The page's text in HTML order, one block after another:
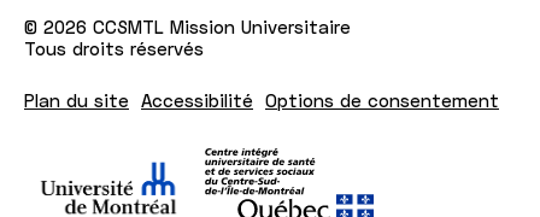
© 2026 CCSMTL Mission Universitaire
Tous droits réservés
Plan du site Accessibilité Options de consentement